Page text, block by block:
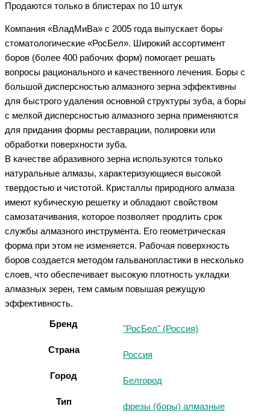
Продаются только в блистерах по 10 штук
Компания «ВладМиВа» с 2005 года выпускает боры
стоматологические «РосБел». Широкий ассортимент
боров (более 400 рабочих форм) помогает решать
вопросы рационального и качественного лечения. Боры с
большой дисперсностью алмазного зерна эффективны
для быстрого удаления основной структуры зуба, а боры
с мелкой дисперсностью алмазного зерна применяются
для придания формы реставрации, полировки или
обработки поверхности зуба.
В качестве абразивного зерна используются только
натуральные алмазы, характеризующиеся высокой
твердостью и чистотой. Кристаллы природного алмаза
имеют кубическую решетку и обладают свойством
самозатачивания, которое позволяет продлить срок
службы алмазного инструмента. Его геометрическая
форма при этом не изменяется. Рабочая поверхность
боров создается методом гальванопластики в несколько
слоев, что обеспечивает высокую плотность укладки
алмазных зерен, тем самым повышая режущую
эффективность.
Бренд "РосБел" (Россия)
Страна Россия
Город Белгород
Тип фрезы (боры) алмазные